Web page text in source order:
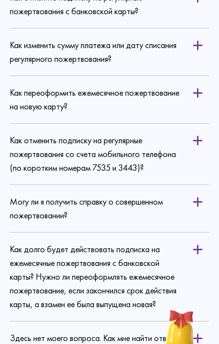
пожертвования с банковской карты?
по ссылке
Как изменить сумму платежа или дату списания
регулярного пожертвования?
Как переоформить ежемесячное пожертвование
на новую карту?
Как отменить подписку на регулярные
пожертвования со счета мобильного телефона
(по коротким номерам 7535 и 3443)?
Могу ли я получить справку о совершенном
пожертвовании?
Как долго будет действовать подписка на
ежемесячные пожертвования с банковской
карты? Нужно ли переоформлять ежемесячное
пожертвование, если закончился срок действия
карты, а взамен ее была выпущена новая?
Здесь нет моего вопроса. Как мне найти ответ?